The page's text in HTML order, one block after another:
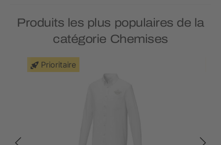
Produits les plus populaires de la
catégorie Chemises
Prioritaire